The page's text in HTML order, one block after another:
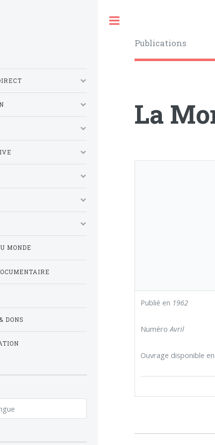
Publications
La
Publié en 1962
Numéro Avril
Ouvrage disponible
MONDE
DONS